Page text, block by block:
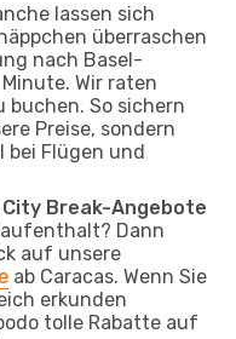
lassen sich
überraschen
nach Basel-
Wir raten
So sichern
Preise, sondern
bei Flügen und
Break-Angebote
Dann
auf unsere
ab Caracas. Wenn Sie
erkunden
tolle Rabatte auf